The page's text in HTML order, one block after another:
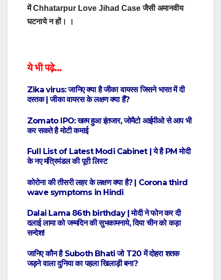
में Chhatarpur Love Jihad Case जैसी अमानवीय
घटनाये न हों। ।
ये भी पढ़े…
Zika virus: जानिए क्या है जीका वायरस जिसने भारत में दी
दस्तक | जीका वायरस के लक्षण क्या हैं?
Zomato IPO: खत्म हुआ इंतजार, जोमैटो आईपीओ से आप भी
कर सकते है मोटी कमाई
Full List of Latest Modi Cabinet | ये है PM मोदी
के नए मंत्रिमंडल की पूरी लिस्ट
कोरोना की तीसरी लहर के लक्षण क्या है? | Corona third
wave symptoms in Hindi
Dalai Lama 86th birthday | मोदी ने फोन कर दी
दलाई लामा को जन्मदिन की सुभकामनाये, दिया चीन को कड़ा
सन्देश!
जानिए कौन है Suboth Bhati जो T20 में दोहरा शतक
जड़ने वाला दुनिया का पहला खिलाड़ी बना?